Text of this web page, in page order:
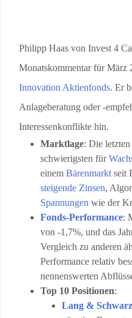
Philipp Haas von Invest 4
Monatskommentar für März
Innovation Aktienfonds. Er
Anlageberatung oder -
Interessenkonflikte hin.
Marktlage: Die
schwierigsten für
einem Bärenmarkt seit
steigende Zinsen,
Spannungen wie der
Fonds-Performance:
von -1,7%, und das
Vergleich zu anderen
Performance relativ
nennenswerten
Top 10 Positionen:
Lang & Schwarz